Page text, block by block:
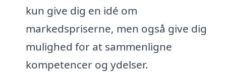
kun give dig en idé om
markedspriserne, men også give dig
mulighed for at sammenligne
kompetencer og ydelser.